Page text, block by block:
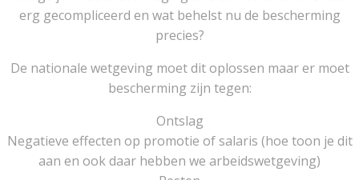
erg gecompliceerd en wat behelst nu de bescherming
precies?
De nationale wetgeving moet dit oplossen maar er moet
bescherming zijn tegen:
Ontslag
Negatieve effecten op promotie of salaris (hoe toon je dit
aan en ook daar hebben we arbeidswetgeving)